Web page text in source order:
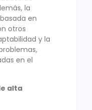
la
en
otros
y la
en el
alta